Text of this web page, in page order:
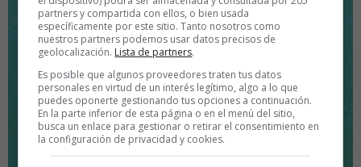
partners y compartida con ellos, o bien usada
específicamente por este sitio. Tanto nosotros como
nuestros partners podemos usar datos precisos de
geolocalización. Lista de partners.
Es posible que algunos proveedores traten tus datos
personales en virtud de un interés legítimo, algo a lo que
puedes oponerte gestionando tus opciones a continuación.
En la parte inferior de esta página o en el menú del sitio,
busca un enlace para gestionar o retirar el consentimiento en
la configuración de privacidad y cookies.